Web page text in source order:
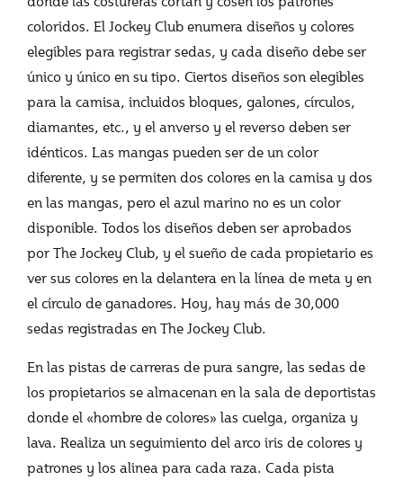
coloridos. El Jockey Club enumera diseños y colores
elegibles para registrar sedas, y cada diseño debe ser
único y único en su tipo. Ciertos diseños son elegibles
para la camisa, incluidos bloques, galones, círculos,
diamantes, etc., y el anverso y el reverso deben ser
idénticos. Las mangas pueden ser de un color
diferente, y se permiten dos colores en la camisa y dos
en las mangas, pero el azul marino no es un color
disponible. Todos los diseños deben ser aprobados
por The Jockey Club, y el sueño de cada propietario es
ver sus colores en la delantera en la línea de meta y en
el círculo de ganadores. Hoy, hay más de 30,000
sedas registradas en The Jockey Club.
En las pistas de carreras de pura sangre, las sedas de
los propietarios se almacenan en la sala de deportistas
donde el «hombre de colores» las cuelga, organiza y
lava. Realiza un seguimiento del arco iris de colores y
patrones y los alinea para cada raza. Cada pista